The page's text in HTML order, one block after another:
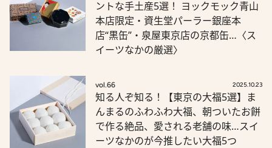
ントな手土産5選！ ヨックモック青山
本店限定・資生堂パーラー銀座本
店“黒缶”・泉屋東京店の京都缶…〈ス
イーツなかの厳選〉
vol.66 2025.10.23
知る人ぞ知る！【東京の大福5選】ま
んまるのふわふわ大福、朝ついたお餅
で作る絶品、愛される老舗の味…スイ
ーツなかのが今推したい大福5つ